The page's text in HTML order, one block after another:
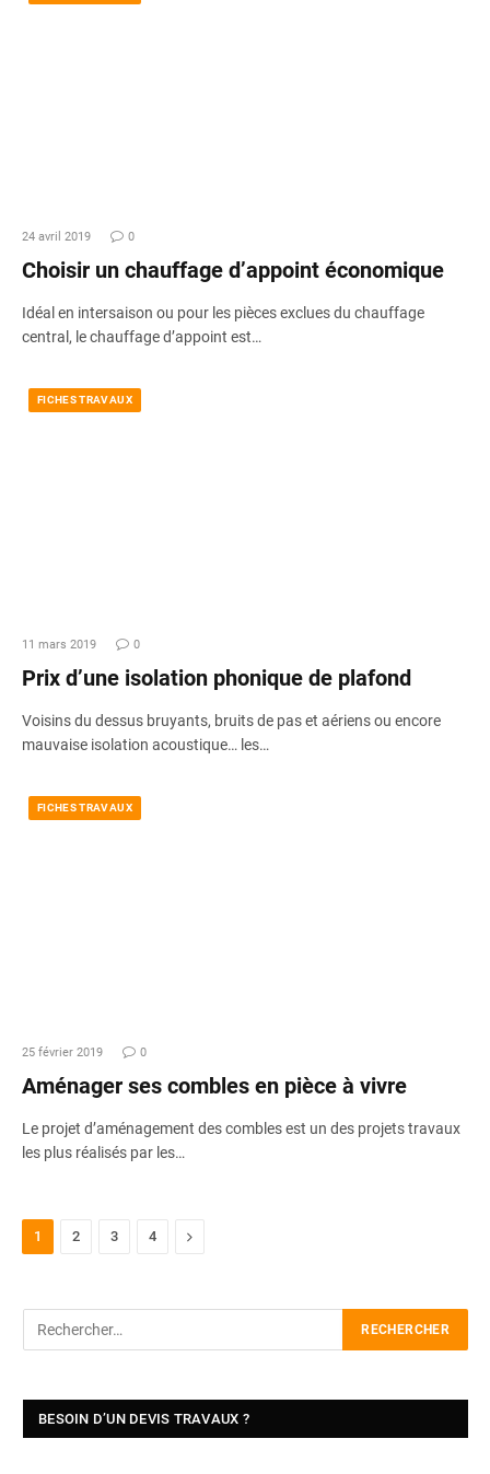
24 avril 2019 0
Choisir un chauffage d’appoint économique
Idéal en intersaison ou pour les pièces exclues du chauffage
central, le chauffage d’appoint est…
FICHES TRAVAUX
11 mars 2019 0
Prix d’une isolation phonique de plafond
Voisins du dessus bruyants, bruits de pas et aériens ou encore
mauvaise isolation acoustique… les…
FICHES TRAVAUX
25 février 2019 0
Aménager ses combles en pièce à vivre
Le projet d’aménagement des combles est un des projets travaux
les plus réalisés par les…
1 2 3 4 Next
BESOIN D’UN DEVIS TRAVAUX ?